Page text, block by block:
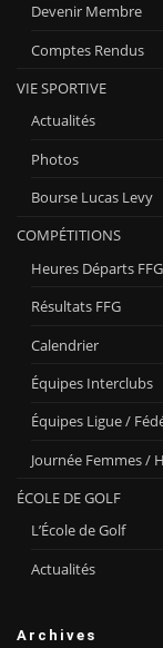
Devenir Membre
Comptes Rendus
VIE SPORTIVE
Actualités
Photos
Bourse Lucas Levy
COMPÉTITIONS
Heures Départs FFG
Résultats FFG
Calendrier
Équipes Interclubs
Équipes Ligue /
Journée Femmes /
ÉCOLE DE GOLF
L’École de Golf
Actualités
Archives